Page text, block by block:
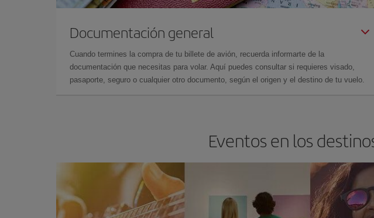
Documentación general
Cuando termines la compra de tu billete de avión, recuerda informarte de la
documentación que necesitas para volar. Aquí puedes consultar si requieres visado,
pasaporte, seguro o cualquier otro documento, según el origen y el destino de tu vuelo.
Eventos en los